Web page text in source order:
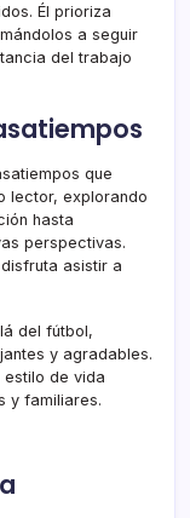
Él prioriza
a seguir
del trabajo
que
lector, explorando
hasta
perspectivas.
asistir a
del fútbol,
y agradables.
estilo de vida
y familiares.